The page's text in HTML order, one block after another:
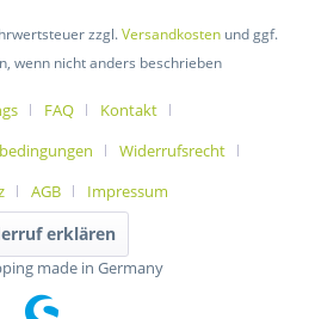
zzgl.Versandkosten und ggf.
wenn nicht anders beschrieben
FAQ
Kontakt
Widerrufsrecht
AGB Impressum
erklären
made in Germany